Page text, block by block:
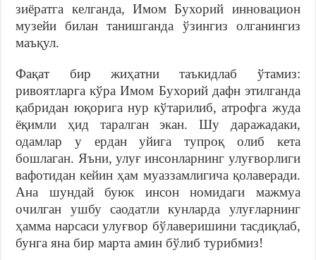
зиёратга келганда, Имом Бухорий инновацион
музейи билан танишганда ўзингиз олганингиз
маъқул.
Фақат бир жиҳатни таъкидлаб ўтамиз:
ривоятларга кўра Имом Бухорий дафн этилганда
қабридан юқорига нур кўтарилиб, атрофга жуда
ёқимли ҳид таралган экан. Шу даражадаки,
одамлар у ердан уйига тупроқ олиб кета
бошлаган. Яъни, улуғ инсонларнинг улуғворлиги
вафотидан кейин ҳам муаззамлигича қолаверади.
Ана шундай буюк инсон номидаги мажмуа
очилган ушбу саодатли кунларда улуғларнинг
ҳамма нарсаси улуғвор бўлаверишини тасдиқлаб,
бунга яна бир марта амин бўлиб турибмиз!